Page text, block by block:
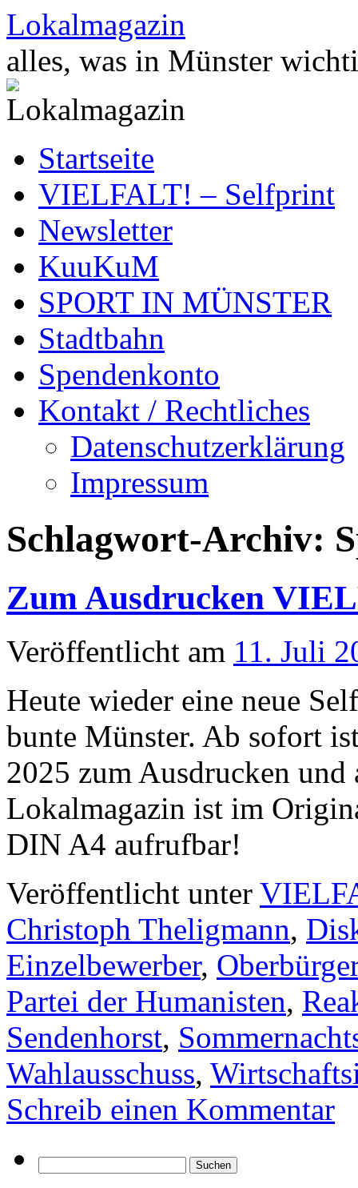
Zum
Inhalt
springen
Lokalmagazin
alles, was in Münster
Startseite
VIELFALT! – Selfprint
Newsletter
KuuKuM
SPORT IN MÜNSTER
Stadtbahn
Spendenkonto
Kontakt / Rechtliches
Datenschutzerklärung
Impressum
Schlagwort-Archiv:
Zum Ausdrucken
Veröffentlicht am 11. Juli
Heute wieder eine neue
bunte Münster. Ab sofort
2025 zum Ausdrucken
Lokalmagazin ist im
DIN A4 aufrufbar!
Veröffentlicht unter
Christoph Theligmann,
Einzelbewerber,
Partei der Humanisten,
Sendenhorst,
Wahlausschuss,
Schreib einen Kommentar
nach: